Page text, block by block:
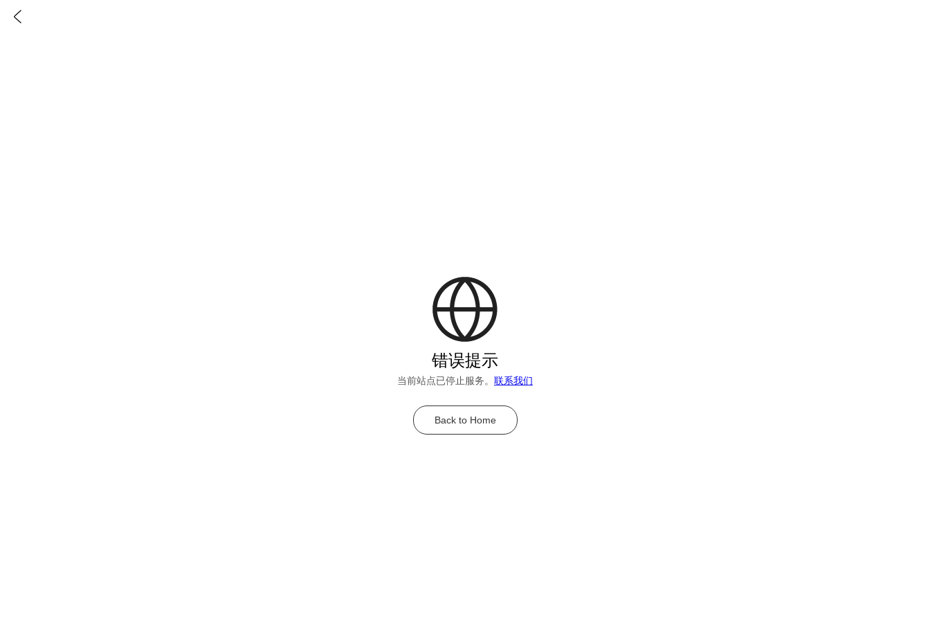
错误提示
当前站点已停止服务。 联系我们
Back to Home